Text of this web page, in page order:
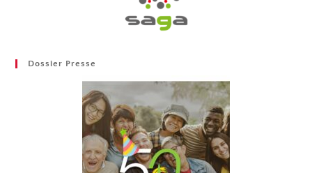
Dossier Presse